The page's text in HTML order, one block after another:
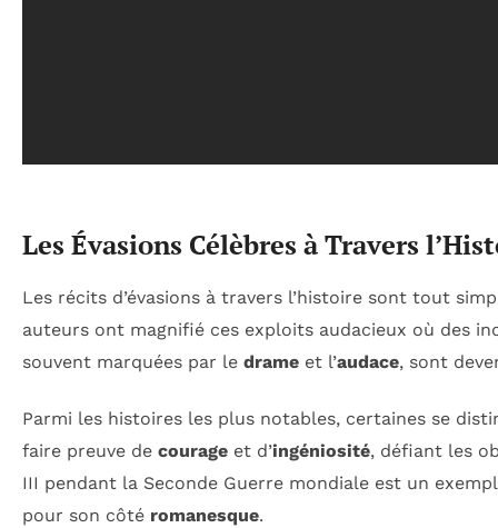
Les Évasions Célèbres à Travers
Les récits d’évasions à travers l’histoire sont tout
auteurs ont magnifié ces exploits audacieux où des
souvent marquées par le drame et l’audace, sont
Parmi les histoires les plus notables, certaines se
faire preuve de courage et d’ingéniosité, défiant les
III pendant la Seconde Guerre mondiale est un
pour son côté romanesque.